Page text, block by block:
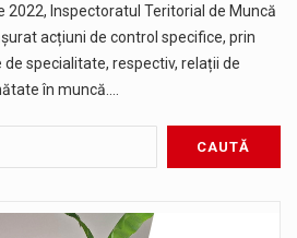
2022, Inspectoratul Teritorial de Muncă
acțiuni de control specifice, prin
specialitate, respectiv, relații de
în muncă.…